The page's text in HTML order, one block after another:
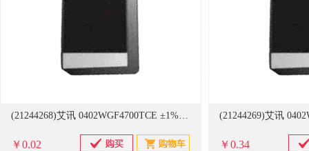
(21244268)艾讯 0402WGF4700TCE ±1% 电阻(单位：只)
￥0.02 ￥0.34